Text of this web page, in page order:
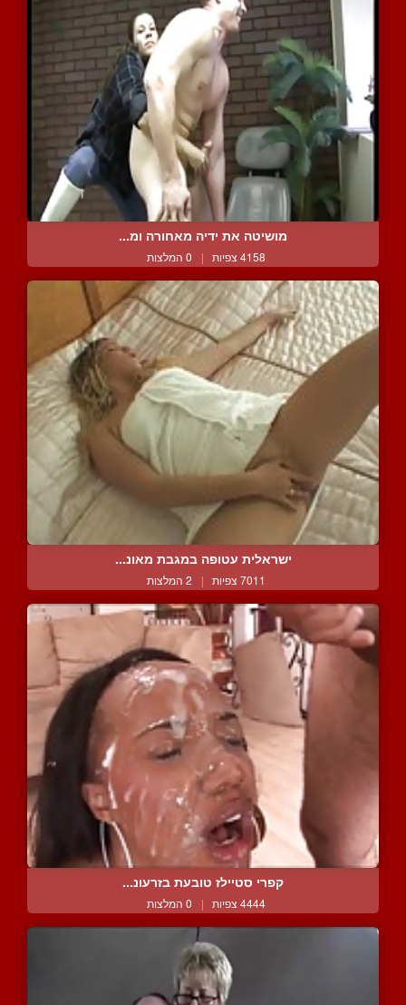
מושיטה את ידיה מאחורה ומ...
4158 צפיות | 0 המלצות
ישראלית עטופה במגבת מאונ...
7011 צפיות | 2 המלצות
קפרי סטיילז טובעת בזרעונ...
4444 צפיות | 0 המלצות